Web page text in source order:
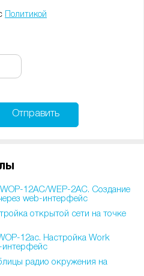
Политикой
Отправить
12AC/WEP-2AC. Создание
web-интерфейс
открытой сети на точке
12ac. Настройка Work
интерфейс
радио окружения на